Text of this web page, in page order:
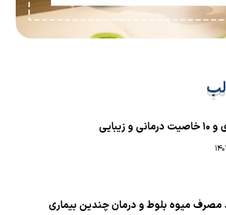
و زیبایی
مصرف میوه بلوط و درمان چندین بیماری